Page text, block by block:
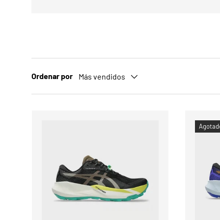
Ordenar por Más vendidos